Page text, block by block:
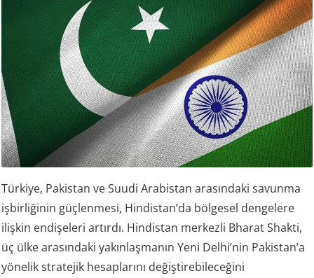
Türkiye, Pakistan ve Suudi Arabistan arasındaki savunma
işbirliğinin güçlenmesi, Hindistan’da bölgesel dengelere
ilişkin endişeleri artırdı. Hindistan merkezli Bharat Shakti,
üç ülke arasındaki yakınlaşmanın Yeni Delhi’nin Pakistan’a
yönelik stratejik hesaplarını değiştirebileceğini